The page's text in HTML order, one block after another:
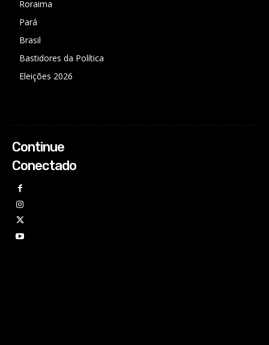
Roraima
Pará
Brasil
Bastidores da Política
Eleições 2026
Continue
Conectado